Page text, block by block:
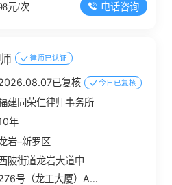
元/次 电话咨询
律师已认证
已复核 今日已复核
建同荣仁律师事务所
年
岩–新罗区
陂街道龙岩大道中
号（龙工大厦）A幢